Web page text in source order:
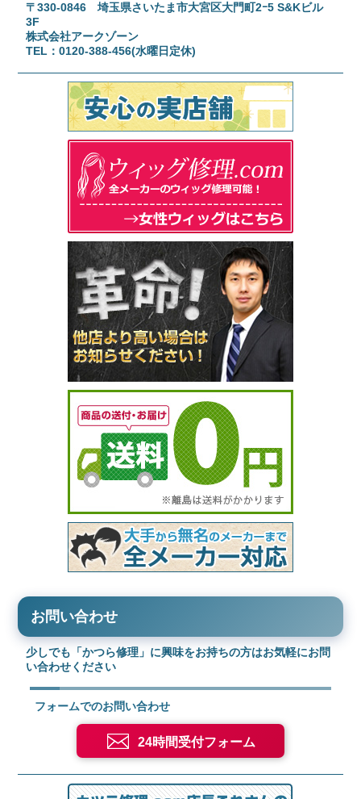
〒330-0846 埼玉県さいたま市大宮区大門町2ｰ5 S&Kビル
3F
株式会社アークゾーン
TEL：0120-388-456(水曜日定休)
お問い合わせ
少しでも「かつら修理」に興味をお持ちの方はお気軽にお問
い合わせください
フォームでのお問い合わせ
24時間受付フォーム